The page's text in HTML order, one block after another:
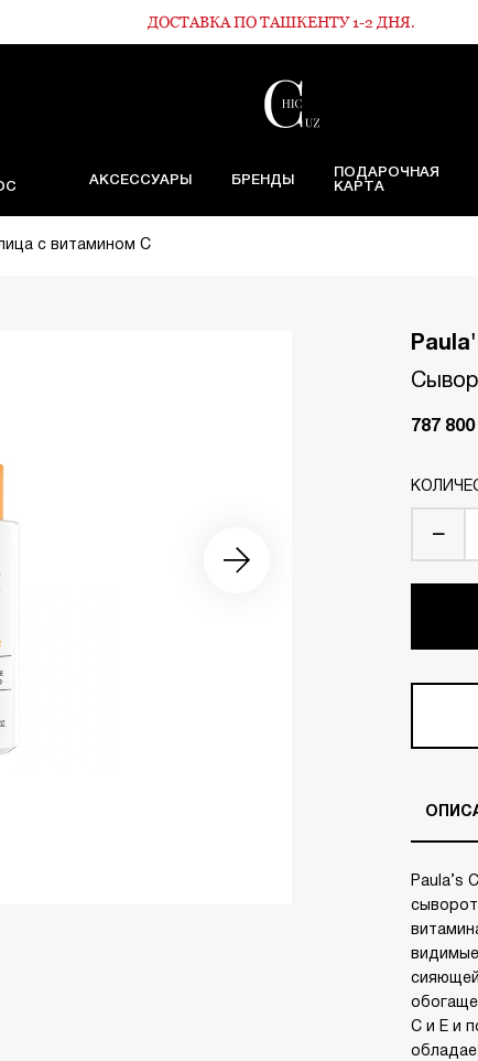
ДОСТАВКА ПО ТАШКЕНТУ 1-2 ДНЯ.
АКСЕССУАРЫ БРЕНДЫ
ПОДАРОЧНАЯ
КАРТА
с витамином С
787 800
Paula’s
видимые
С и Е и